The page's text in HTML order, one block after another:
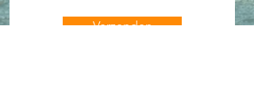
Verzenden